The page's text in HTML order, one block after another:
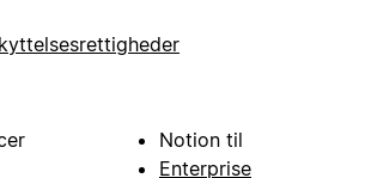
Notion til
Enterprise